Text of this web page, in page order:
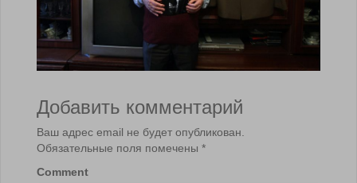
Добавить комментарий
Ваш адрес email не будет опубликован.
Обязательные поля помечены *
Comment